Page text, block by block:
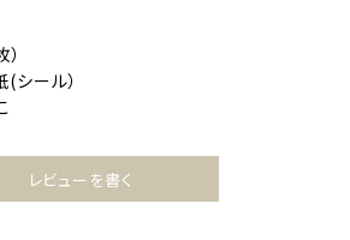
シール）
レビューを書く